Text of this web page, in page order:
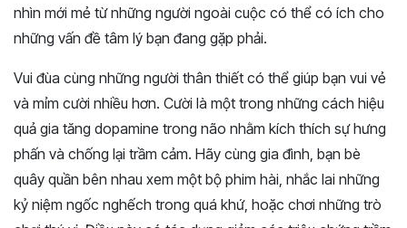
nhìn mới mẻ từ những người ngoài cuộc có thể có ích cho
những vấn đề tâm lý bạn đang gặp phải.
Vui đùa cùng những người thân thiết có thể giúp bạn vui vẻ
và mỉm cười nhiều hơn. Cười là một trong những cách hiệu
quả gia tăng dopamine trong não nhằm kích thích sự hưng
phấn và chống lại trầm cảm. Hãy cùng gia đình, bạn bè
quây quần bên nhau xem một bộ phim hài, nhắc lai những
kỷ niệm ngốc nghếch trong quá khứ, hoặc chơi những trò